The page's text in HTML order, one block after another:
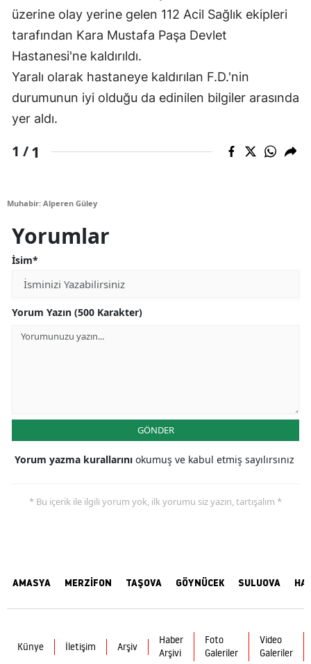
üzerine olay yerine gelen 112 Acil Sağlık ekipleri
tarafından Kara Mustafa Paşa Devlet
Hastanesi'ne kaldırıldı.
Yaralı olarak hastaneye kaldırılan F.D.'nin
durumunun iyi olduğu da edinilen bilgiler arasında
yer aldı.
1 /1
Muhabir: Alperen Güley
Yorumlar
İsim*
Yorum Yazın (500 Karakter)
GÖNDER
Yorum yazma kurallarını okumuş ve kabul etmiş sayılırsınız
* Bu içerik ile ilgili yorum yok, ilk yorumu siz yazın, tartışalım *
AMASYA MERZİFON TAŞOVA GÖYNÜCEK SULUOVA
Künye İletişim Arşiv
Haber
Arşivi
Foto
Galeriler
Video
Galeriler